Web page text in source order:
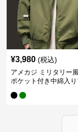
¥3,980 (税込)
アメカジ ミリタリー
ポケット付き中綿入り